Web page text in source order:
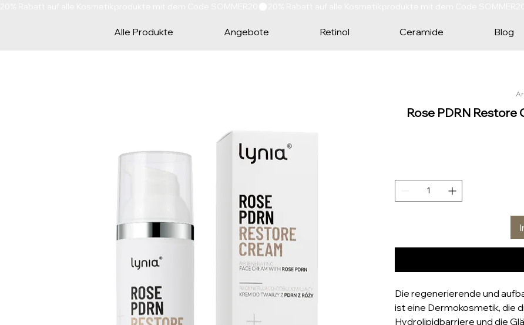
Alle Produkte Angebote Retinol Ceramide Blog
Rose PDRN
Die regenerierende und
ist eine Dermokosmetik, die
Hydrolipidbarriere und die